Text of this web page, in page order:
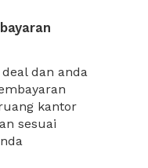
dan anda
kantor
sesuai